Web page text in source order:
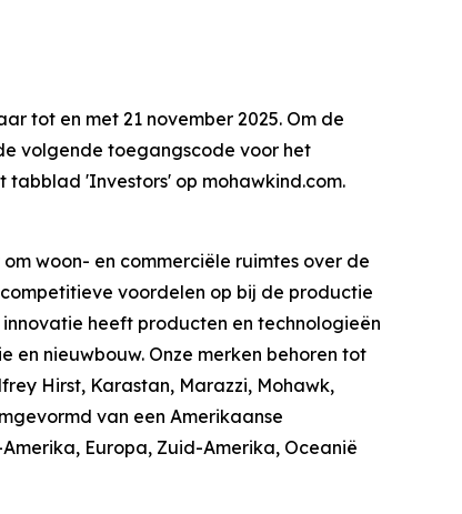
tot en met 21 november 2025. Om de
volgende toegangscode voor het
tabblad 'Investors' op mohawkind.com.
woon- en commerciële ruimtes over de
voordelen op bij de productie
heeft producten en technologieën
nieuwbouw. Onze merken behoren tot
Hirst, Karastan, Marazzi, Mohawk,
van een Amerikaanse
Europa, Zuid-Amerika, Oceanië